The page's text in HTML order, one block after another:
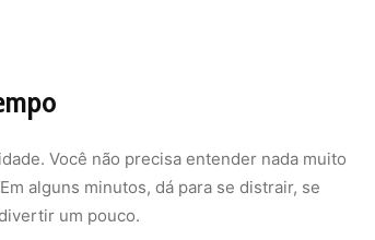
Você não precisa entender nada muito
alguns minutos, dá para se distrair, se
um pouco.